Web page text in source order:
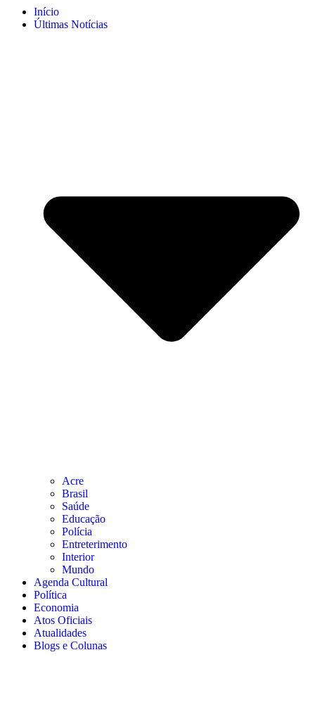
Início
Últimas Notícias
Acre
Brasil
Saúde
Educação
Polícia
Entreterimento
Interior
Mundo
Agenda Cultural
Política
Economia
Atos Oficiais
Atualidades
Blogs e Colunas